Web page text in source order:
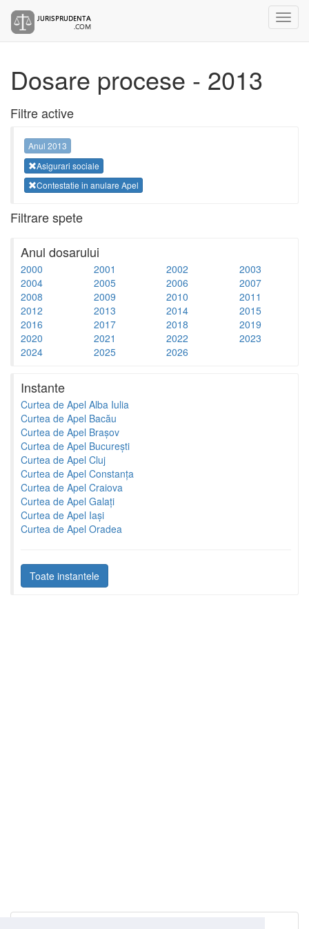
Dosare procese - 2013
Filtre active
Anul 2013
Asigurari sociale
Contestatie in anulare Apel
Filtrare spete
Anul dosarului
2000 2001 2002
2003
2004
2005 2006
2007
2008
2009 2010
2011
2012
2013 2014
2015
2016
2017 2018
2019
2020
2021 2022
2023
2024
2025 2026
Instante
Curtea de Apel Alba Iulia
Curtea de Apel Bacău
Curtea de Apel Brașov
Curtea de Apel București
Curtea de Apel Cluj
Curtea de Apel Constanța
Curtea de Apel Craiova
Curtea de Apel Galați
Curtea de Apel Iași
Curtea de Apel Oradea
Toate instantele